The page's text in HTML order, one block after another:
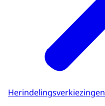
Herindelingsverkiezingen